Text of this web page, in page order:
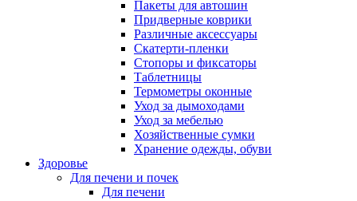
Пакеты для автошин
Придверные коврики
Различные аксессуары
Скатерти-пленки
Стопоры и фиксаторы
Таблетницы
Термометры оконные
Уход за дымоходами
Уход за мебелью
Хозяйственные сумки
Хранение одежды, обуви
Здоровье
Для печени и почек
Для печени